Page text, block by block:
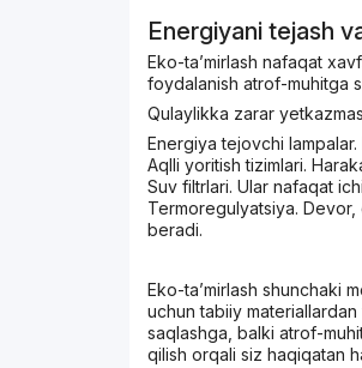
Energiyani tejash
Eko-ta’mirlash nafaqat
foydalanish atrof-muhitga
Qulaylikka zarar
Energiya tejovchi
Aqlli yoritish tizimlari.
Suv filtrlari. Ular nafaqat
Termoregulyatsiya. Devor,
beradi.
Eko-ta’mirlash shunchaki
uchun tabiiy
saqlashga, balki atrof-
qilish orqali siz haqiqatan